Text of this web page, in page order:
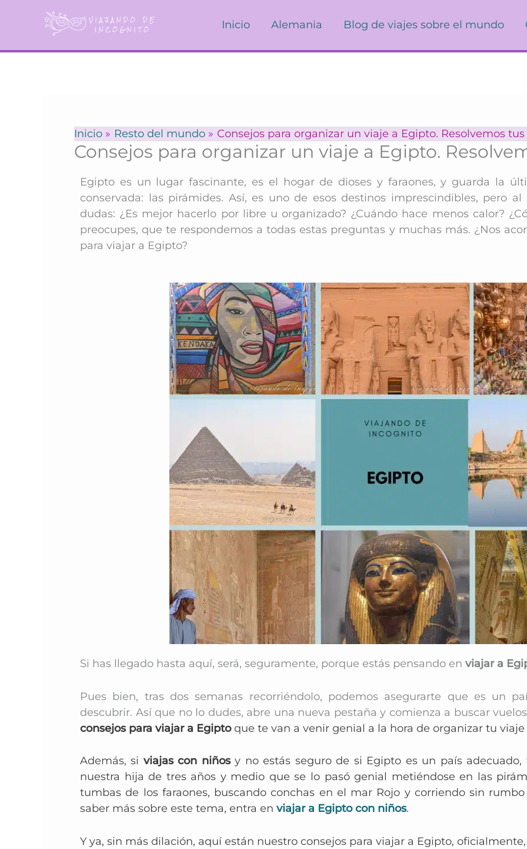
contenido
Inicio Alemania Blog de viajes sobre el mundo
Inicio Resto del mundo Consejos para organizar un viaje a Egipto. Resolvemos
Consejos para organizar un viaje a Egipto.
Egipto es un lugar fascinante, es el hogar de dioses y faraones, y guarda la
conservada: las pirámides. Así, es uno de esos destinos imprescindibles, pero
dudas: ¿Es mejor hacerlo por libre u organizado? ¿Cuándo hace menos calor?
preocupes, que te respondemos a todas estas preguntas y muchas más. ¿Nos
para viajar a Egipto?
Si has llegado hasta aquí, será, seguramente, porque estás pensando en viajar a
Pues bien, tras dos semanas recorriéndolo, podemos asegurarte que es un
descubrir. Así que no lo dudes, abre una nueva pestaña y comienza a buscar
consejos para viajar a Egiptoque te van a venir genial a la hora de organizar tu
Además, si viajas con niños y no estás seguro de si Egipto es un país adecuado,
nuestra hija de tres años y medio que se lo pasó genial metiéndose en las
tumbas de los faraones, buscando conchas en el mar Rojo y corriendo sin
saber más sobre este tema, entra en viajar a Egipto con niños.
Y ya, sin más dilación, aquí están nuestro consejos para viajar a Egipto,